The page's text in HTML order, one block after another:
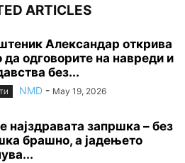
ARTICLES
Александар открива
да одговорите на навреди и
без...
NMD - May 19, 2026
најздравата запршка – без
брашно, а јадењето